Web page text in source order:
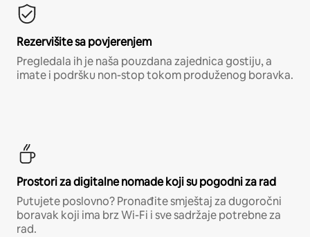
Rezervišite sa povjerenjem
Pregledala ih je naša pouzdana zajednica gostiju, a
imate i podršku non-stop tokom produženog boravka.
Prostori za digitalne nomade koji su pogodni za rad
Putujete poslovno? Pronađite smještaj za dugoročni
boravak koji ima brz Wi-Fi i sve sadržaje potrebne za
rad.